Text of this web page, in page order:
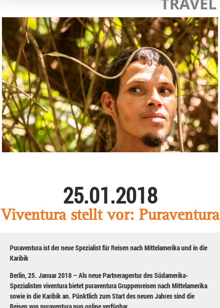
25.01.2018
Viventura stellt vor: Puraventura
Puraventura ist der neue Spezialist für Reisen nach Mittelamerika und in die
Karibik
Berlin, 25. Januar 2018 – Als neue Partneragentur des Südamerika-
Spezialisten viventura bietet puraventura Gruppenreisen nach Mittelamerika
sowie in die Karibik an. Pünktlich zum Start des neuen Jahres sind die